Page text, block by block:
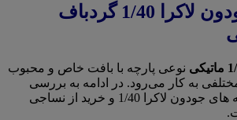
پارچه تریکو جودون لاکرا 1/40 گردباف
نوعی پارچه با بافت خاص و محبوب
به کار می‌رود. در ادامه به بررسی
بیشتری در مورد پارچه های جودون لاکرا 1/40 و خرید از نساجی